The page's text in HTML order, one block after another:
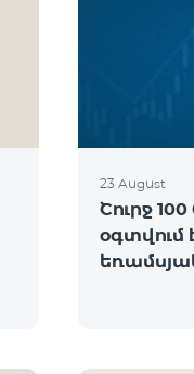
23 August
Շուրջ
օգտվում